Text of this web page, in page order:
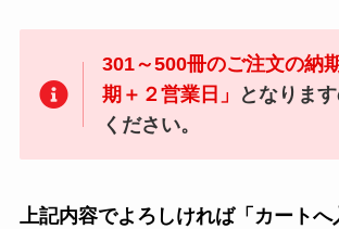
301～500冊のご注文の納
期＋２営業日」
となりま
ください。
上記内容でよろしければ「カートへ